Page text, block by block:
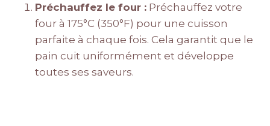
Préchauffez le four : Préchauffez votre
four à 175°C (350°F) pour une cuisson
parfaite à chaque fois. Cela garantit que le
pain cuit uniformément et développe
toutes ses saveurs.